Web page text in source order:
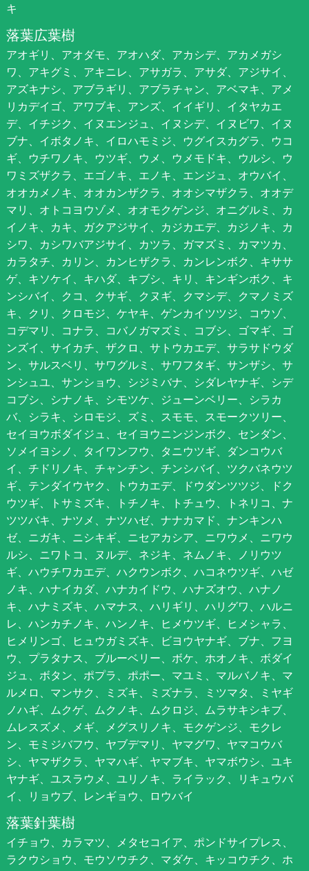
キ
落葉広葉樹
アオギリ、アオダモ、アオハダ、アカシデ、アカメガシ
ワ、アキグミ、アキニレ、アサガラ、アサダ、アジサイ、
アズキナシ、アブラギリ、アブラチャン、アベマキ、アメ
リカデイゴ、アワブキ、アンズ、イイギリ、イタヤカエ
デ、イチジク、イヌエンジュ、イヌシデ、イヌビワ、イヌ
ブナ、イボタノキ、イロハモミジ、ウグイスカグラ、ウコ
ギ、ウチワノキ、ウツギ、ウメ、ウメモドキ、ウルシ、ウ
ワミズザクラ、エゴノキ、エノキ、エンジュ、オウバイ、
オオカメノキ、オオカンザクラ、オオシマザクラ、オオデ
マリ、オトコヨウゾメ、オオモクゲンジ、オニグルミ、カ
イノキ、カキ、ガクアジサイ、カジカエデ、カジノキ、カ
シワ、カシワバアジサイ、カツラ、ガマズミ、カマツカ、
カラタチ、カリン、カンヒザクラ、カンレンボク、キササ
ゲ、キソケイ、キハダ、キブシ、キリ、キンギンボク、キ
ンシバイ、クコ、クサギ、クヌギ、クマシデ、クマノミズ
キ、クリ、クロモジ、ケヤキ、ゲンカイツツジ、コウゾ、
コデマリ、コナラ、コバノガマズミ、コブシ、ゴマギ、ゴ
ンズイ、サイカチ、ザクロ、サトウカエデ、サラサドウダ
ン、サルスベリ、サワグルミ、サワフタギ、サンザシ、サ
ンシュユ、サンショウ、シジミバナ、シダレヤナギ、シデ
コブシ、シナノキ、シモツケ、ジューンベリー、シラカ
バ、シラキ、シロモジ、ズミ、スモモ、スモークツリー、
セイヨウボダイジュ、セイヨウニンジンボク、センダン、
ソメイヨシノ、タイワンフウ、タニウツギ、ダンコウバ
イ、チドリノキ、チャンチン、チンシバイ、ツクバネウツ
ギ、テンダイウヤク、トウカエデ、ドウダンツツジ、ドク
ウツギ、トサミズキ、トチノキ、トチュウ、トネリコ、ナ
ツツバキ、ナツメ、ナツハゼ、ナナカマド、ナンキンハ
ゼ、ニガキ、ニシキギ、ニセアカシア、ニワウメ、ニワウ
ルシ、ニワトコ、ヌルデ、ネジキ、ネムノキ、ノリウツ
ギ、ハウチワカエデ、ハクウンボク、ハコネウツギ、ハゼ
ノキ、ハナイカダ、ハナカイドウ、ハナズオウ、ハナノ
キ、ハナミズキ、ハマナス、ハリギリ、ハリグワ、ハルニ
レ、ハンカチノキ、ハンノキ、ヒメウツギ、ヒメシャラ、
ヒメリンゴ、ヒュウガミズキ、ビヨウヤナギ、ブナ、フヨ
ウ、プラタナス、ブルーベリー、ボケ、ホオノキ、ボダイ
ジュ、ボタン、ポプラ、ポポー、マユミ、マルバノキ、マ
ルメロ、マンサク、ミズキ、ミズナラ、ミツマタ、ミヤギ
ノハギ、ムクゲ、ムクノキ、ムクロジ、ムラサキシキブ、
ムレスズメ、メギ、メグスリノキ、モクゲンジ、モクレ
ン、モミジバフウ、ヤブデマリ、ヤマグワ、ヤマコウバ
シ、ヤマザクラ、ヤマハギ、ヤマブキ、ヤマボウシ、ユキ
ヤナギ、ユスラウメ、ユリノキ、ライラック、リキュウバ
イ、リョウブ、レンギョウ、ロウバイ
落葉針葉樹
イチョウ、カラマツ、メタセコイア、ポンドサイプレス、
ラクウショウ、モウソウチク、マダケ、キッコウチク、ホ